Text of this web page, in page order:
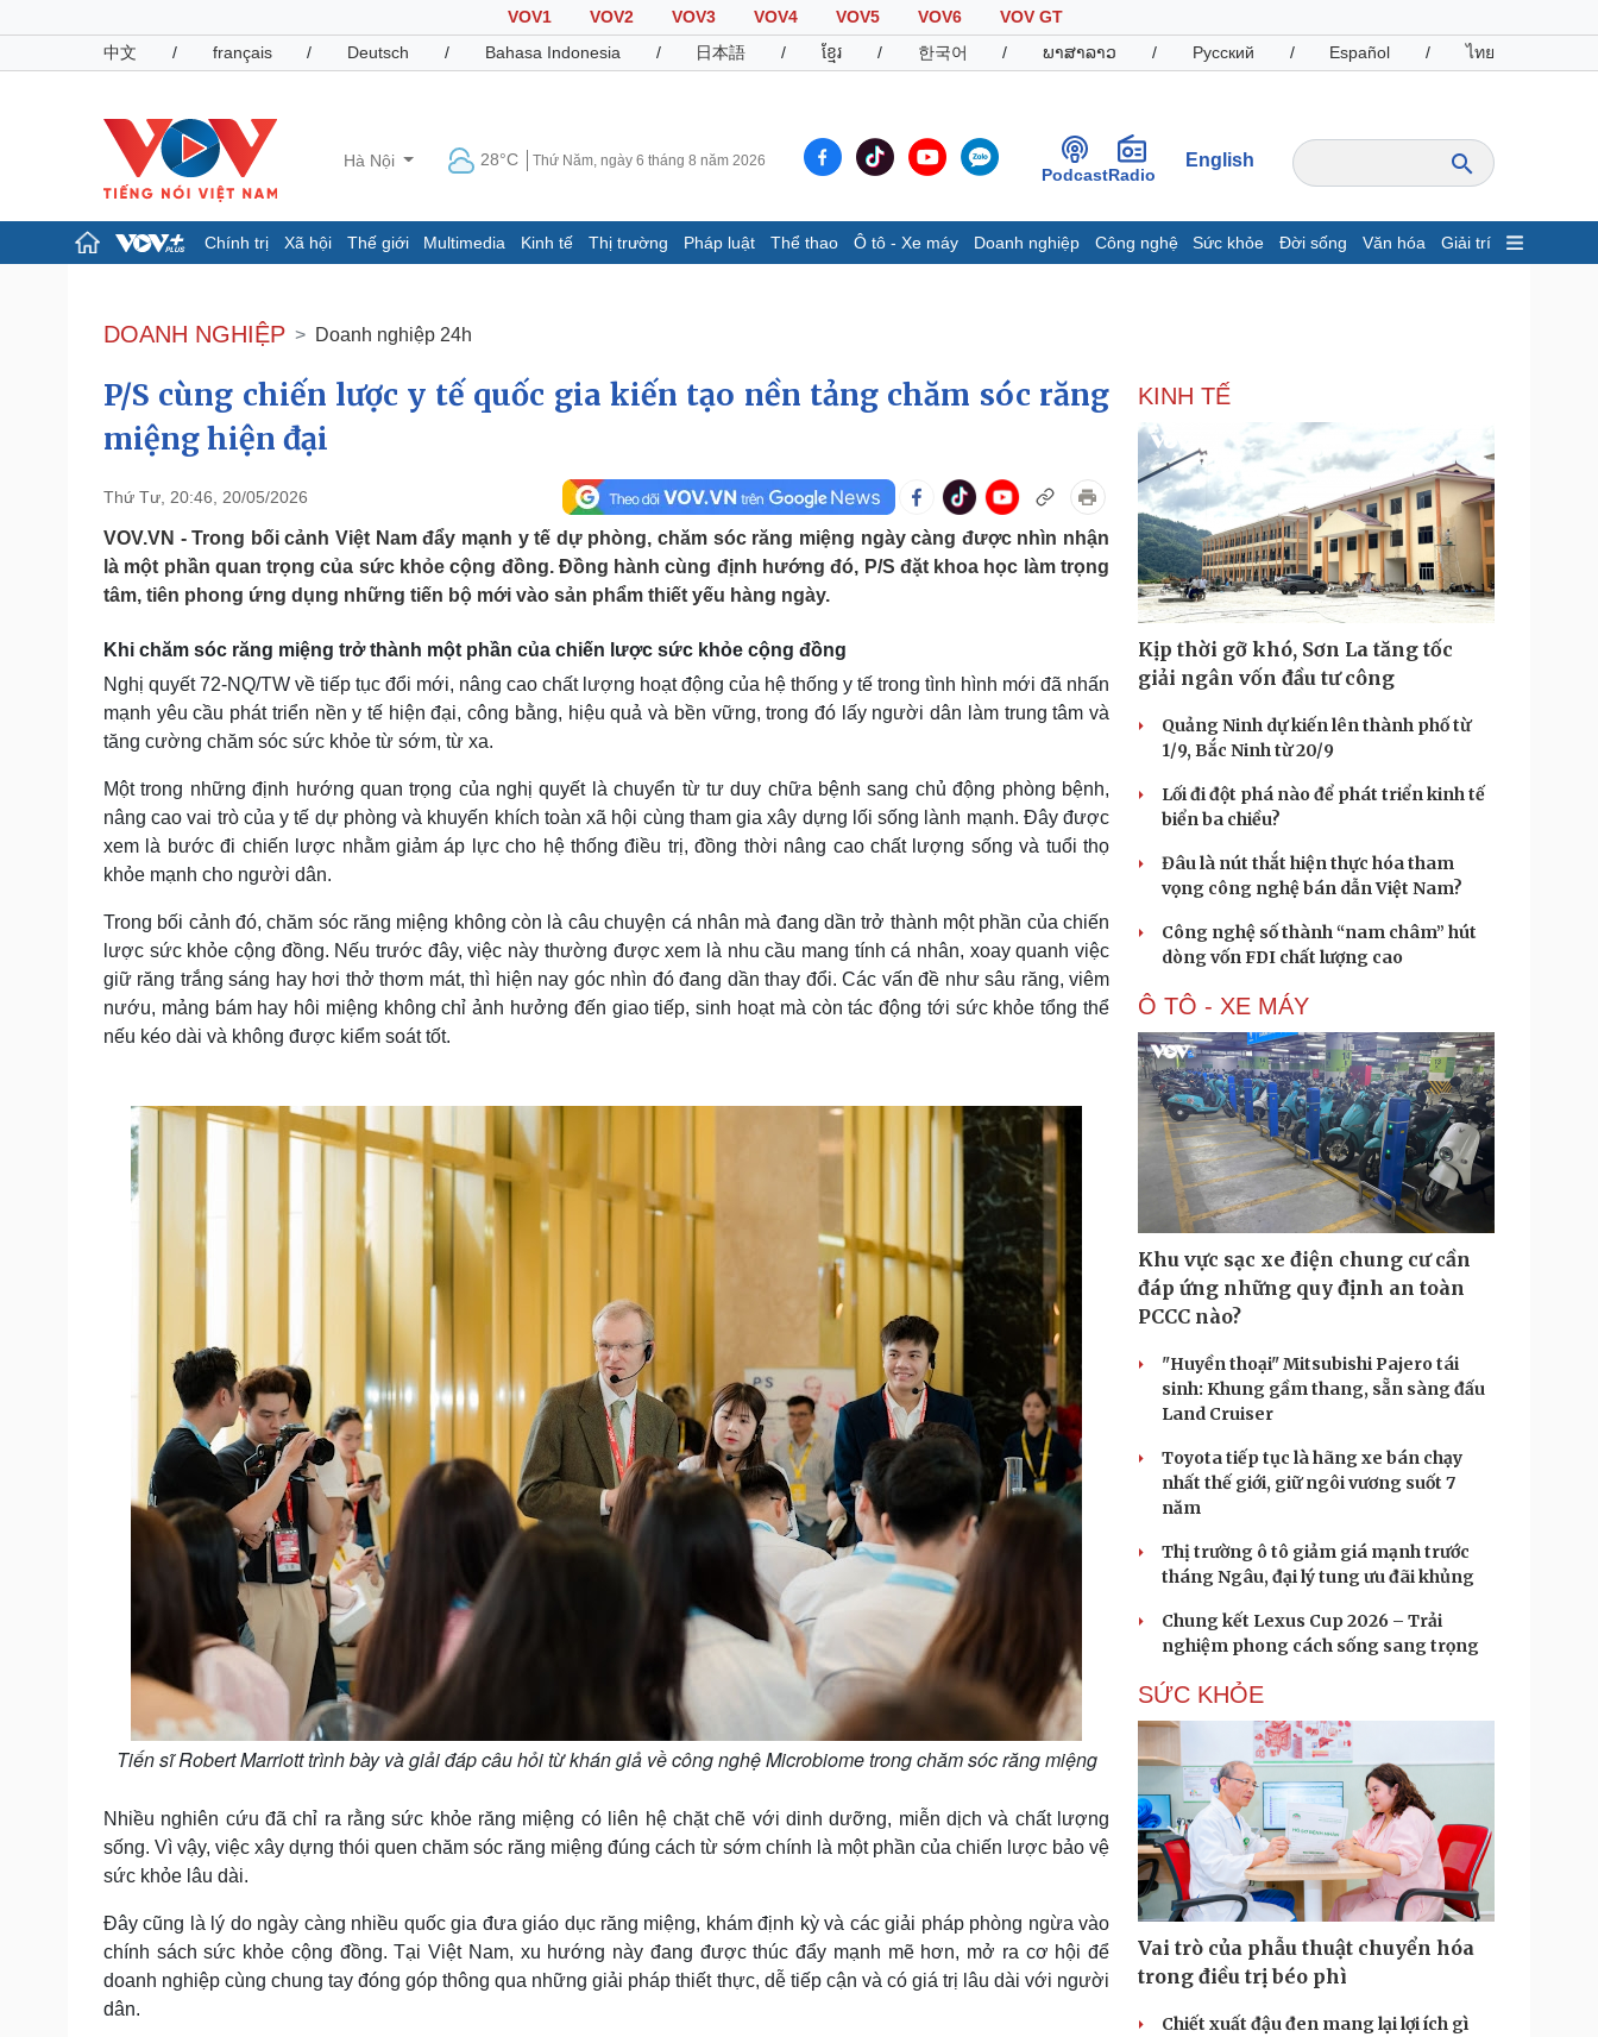
VOV1 VOV2 VOV3 VOV4 VOV5 VOV6
VOV GT
中文
/ français / Deutsch / Bahasa Indonesia / 日本語 / ខ្មែរ / 한국어 / ພາສາລາວ / Русский / Español / ไทย
Hà Nội 28°C Thứ Năm, ngày 6 tháng 8 năm 2026
PodcastRadio
English
Chính trị Xã hội Thế giới Multimedia Kinh tế Thị trường Pháp luật Thể thao Ô tô - Xe máy Doanh nghiệp Công nghệ Sức khỏe Đời sống Văn hóa Giải trí
Đảng
Tổ chức nhân sự
Nhận diện sự thật
Tin 24h
Dự báo thời tiết
Dấu ấn VOV
Infographic
Giá cà phê
Pháp luật
Tin nóng
Tư vấn luật
Việt Nam
Phân tích
Thể thao
Bóng đá
Lịch thi đấu bóng đá
Thế giới thể thao
eSports
Ô tô - Xe máy
Ô tô
Xe máy
Tư vấn
Doanh nghiệp
Thông tin doanh nghiệp
Doanh nghiệp 24h
Doanh nhân
Vì cộng đồng
Công nghệ
Sành điệu
Tin Công nghệ
Trải nghiệm
Chuyển đổi số
Sức khỏe
Dinh dưỡng - món ngon
Cây thuốc
Sản phụ khoa
Nam khoa
Làm đẹp - giảm cân
Phòng mạch online
Ăn sạch sống khỏe
Đời sống
Nhà đẹp
Blog
Tình yêu - Gia đình
Văn hóa
Sân khấu - Điện ảnh
Văn học
Giải trí
Nghệ sĩ
Thời trang
Tư vấn
Săn Tour
Podcast
Câu chuyện thời sự
Đọc truyện đêm khuya
Cửa sổ tình yêu
Hạt giống tâm hồn
Cải chính
DOANH NGHIỆP Doanh nghiệp 24h
P/S cùng chiến lược y tế quốc gia kiến tạo nền tảng chăm sóc răng
miệng hiện đại
Thứ Tư, 20:46, 20/05/2026
VOV.VN - Trong bối cảnh Việt Nam đẩy mạnh y tế dự phòng, chăm sóc răng miệng ngày càng được nhìn nhận
là một phần quan trọng của sức khỏe cộng đồng. Đồng hành cùng định hướng đó, P/S đặt khoa học làm trọng
tâm, tiên phong ứng dụng những tiến bộ mới vào sản phẩm thiết yếu hàng ngày.
Khi chăm sóc răng miệng trở thành một phần của chiến lược sức khỏe cộng đồng
Nghị quyết 72-NQ/TW về tiếp tục đổi mới, nâng cao chất lượng hoạt động của hệ thống y tế trong tình hình mới đã nhấn
mạnh yêu cầu phát triển nền y tế hiện đại, công bằng, hiệu quả và bền vững, trong đó lấy người dân làm trung tâm và
tăng cường chăm sóc sức khỏe từ sớm, từ xa.
Một trong những định hướng quan trọng của nghị quyết là chuyển từ tư duy chữa bệnh sang chủ động phòng bệnh,
nâng cao vai trò của y tế dự phòng và khuyến khích toàn xã hội cùng tham gia xây dựng lối sống lành mạnh. Đây được
xem là bước đi chiến lược nhằm giảm áp lực cho hệ thống điều trị, đồng thời nâng cao chất lượng sống và tuổi thọ
khỏe mạnh cho người dân.
Trong bối cảnh đó, chăm sóc răng miệng không còn là câu chuyện cá nhân mà đang dần trở thành một phần của chiến
lược sức khỏe cộng đồng. Nếu trước đây, việc này thường được xem là nhu cầu mang tính cá nhân, xoay quanh việc
giữ răng trắng sáng hay hơi thở thơm mát, thì hiện nay góc nhìn đó đang dần thay đổi. Các vấn đề như sâu răng, viêm
nướu, mảng bám hay hôi miệng không chỉ ảnh hưởng đến giao tiếp, sinh hoạt mà còn tác động tới sức khỏe tổng thể
nếu kéo dài và không được kiểm soát tốt.
Tiến sĩ Robert Marriott trình bày và giải đáp câu hỏi từ khán giả về công nghệ Microbiome trong chăm sóc răng miệng
Nhiều nghiên cứu đã chỉ ra rằng sức khỏe răng miệng có liên hệ chặt chẽ với dinh dưỡng, miễn dịch và chất lượng
sống. Vì vậy, việc xây dựng thói quen chăm sóc răng miệng đúng cách từ sớm chính là một phần của chiến lược bảo vệ
sức khỏe lâu dài.
Đây cũng là lý do ngày càng nhiều quốc gia đưa giáo dục răng miệng, khám định kỳ và các giải pháp phòng ngừa vào
chính sách sức khỏe cộng đồng. Tại Việt Nam, xu hướng này đang được thúc đẩy mạnh mẽ hơn, mở ra cơ hội để
doanh nghiệp cùng chung tay đóng góp thông qua những giải pháp thiết thực, dễ tiếp cận và có giá trị lâu dài với người
dân.
KINH TẾ
Kịp thời gỡ khó, Sơn La tăng tốc
giải ngân vốn đầu tư công
Quảng Ninh dự kiến lên thành phố từ
1/9, Bắc Ninh từ 20/9
Lối đi đột phá nào để phát triển kinh tế
biển ba chiều?
Đâu là nút thắt hiện thực hóa tham
vọng công nghệ bán dẫn Việt Nam?
Công nghệ số thành “nam châm” hút
dòng vốn FDI chất lượng cao
Ô TÔ - XE MÁY
Khu vực sạc xe điện chung cư cần
đáp ứng những quy định an toàn
PCCC nào?
"Huyền thoại" Mitsubishi Pajero tái
sinh: Khung gầm thang, sẵn sàng đấu
Land Cruiser
Toyota tiếp tục là hãng xe bán chạy
nhất thế giới, giữ ngôi vương suốt 7
năm
Thị trường ô tô giảm giá mạnh trước
tháng Ngâu, đại lý tung ưu đãi khủng
Chung kết Lexus Cup 2026 – Trải
nghiệm phong cách sống sang trọng
SỨC KHỎE
Vai trò của phẫu thuật chuyển hóa
trong điều trị béo phì
Chiết xuất đậu đen mang lại lợi ích gì